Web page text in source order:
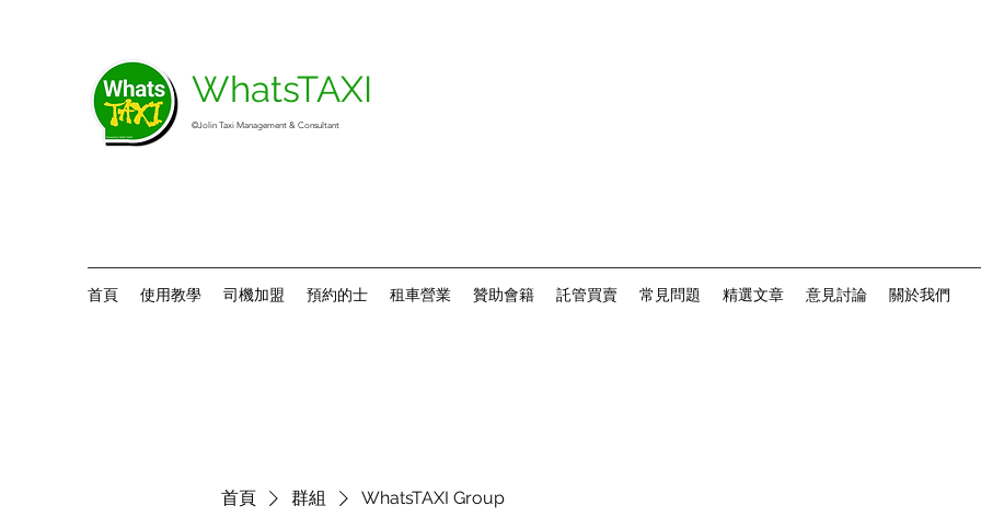
WhatsTAXI
©Jolin Taxi Management & Consultant
首頁 使用教學 司機加盟 預約的士 租車營業 贊助會籍 託管買賣 常見問題 精選文章 意見討論 關於我們
首頁 群組 WhatsTAXI Group